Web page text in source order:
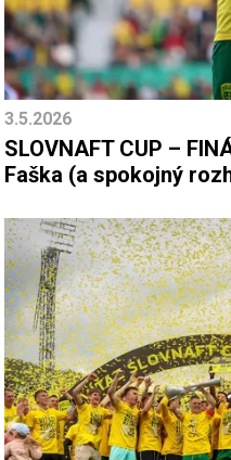
3.5.2026
SLOVNAFT CUP –
Faška (a spokojný